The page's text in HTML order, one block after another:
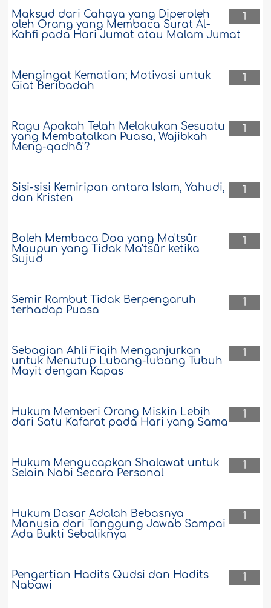
1
Maksud dari Cahaya yang Diperoleh
oleh Orang yang Membaca Surat Al-
Kahfi pada Hari Jumat atau Malam Jumat
1
Mengingat Kematian; Motivasi untuk
Giat Beribadah
1
Ragu Apakah Telah Melakukan Sesuatu
yang Membatalkan Puasa, Wajibkah
Meng-qadhâ'?
1
Sisi-sisi Kemiripan antara Islam, Yahudi,
dan Kristen
1
Boleh Membaca Doa yang Ma'tsûr
Maupun yang Tidak Ma'tsûr ketika
Sujud
1
Semir Rambut Tidak Berpengaruh
terhadap Puasa
1
Sebagian Ahli Fiqih Menganjurkan
untuk Menutup Lubang-lubang Tubuh
Mayit dengan Kapas
1
Hukum Memberi Orang Miskin Lebih
dari Satu Kafarat pada Hari yang Sama
1
Hukum Mengucapkan Shalawat untuk
Selain Nabi Secara Personal
1
Hukum Dasar Adalah Bebasnya
Manusia dari Tanggung Jawab Sampai
Ada Bukti Sebaliknya
1
Pengertian Hadits Qudsi dan Hadits
Nabawi